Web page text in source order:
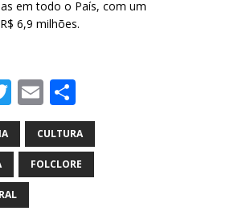
em todo o País, com um
6,9 milhões.
T
w
it
te
r
E
m
ai
l
h
ar
e
CULTURA
FOLCLORE